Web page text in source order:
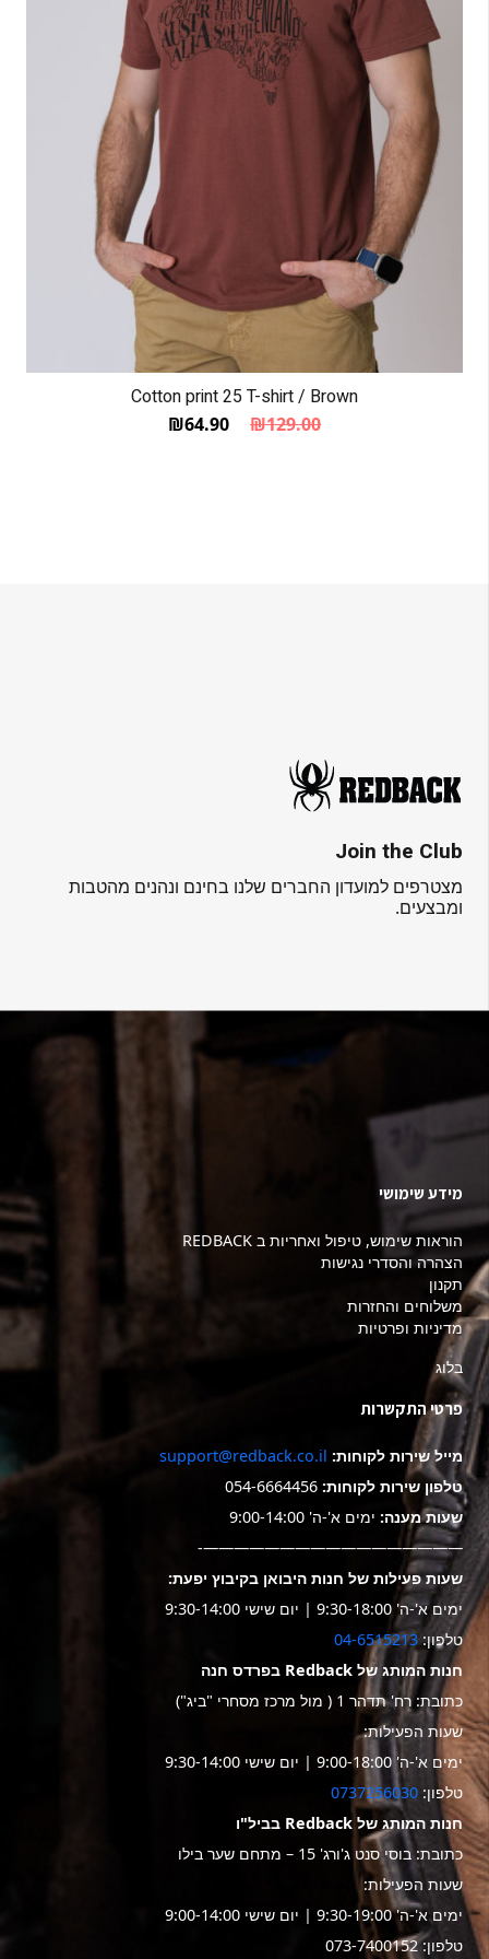
Cotton print 25 T-shirt / Brown
₪129.00 המחיר המקורי היה: ₪129.00.
₪64.90
המחיר הנוכחי הוא: ₪64.90.
Join the Club
מצטרפים למועדון החברים שלנו בחינם ונהנים מהטבות
ומבצעים.
מידע שימושי
הוראות שימוש, טיפול ואחריות ב REDBACK
הצהרה והסדרי נגישות
תקנון
משלוחים והחזרות
מדיניות ופרטיות
בלוג
פרטי התקשרות
מייל שירות לקוחות: support@redback.co.il
טלפון שירות לקוחות: 054-6664456
שעות מענה: ימים א'-ה' 9:00-14:00
—————————————————-
שעות פעילות של חנות היבואן בקיבוץ יפעת:
ימים א'-ה' 9:30-18:00 | יום שישי 9:30-14:00
טלפון: 04-6515213
חנות המותג של Redback בפרדס חנה
כתובת: רח' תדהר 1 ( מול מרכז מסחרי "ביג")
שעות הפעילות:
ימים א'-ה' 9:00-18:00 | יום שישי 9:30-14:00
טלפון: 0737256030
חנות המותג של Redback בביל"ו
כתובת: בוסי סנט ג'ורג' 15 – מתחם שער בילו
שעות הפעילות:
ימים א'-ה' 9:30-19:00 | יום שישי 9:00-14:00
טלפון: 073-7400152